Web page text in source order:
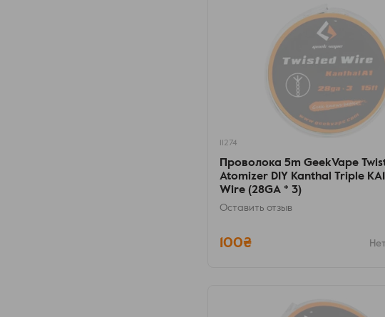
11274
Проволока 5m GeekVape
Atomizer DIY Kanthal Triple
Wire (28GA * 3)
Оставить отзыв
100₴